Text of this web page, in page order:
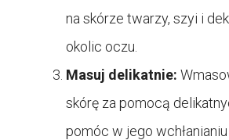
na skórze twarzy, szyi i
okolic oczu.
Masuj delikatnie:
skórę za pomocą
pomóc w jego wchłanianiu